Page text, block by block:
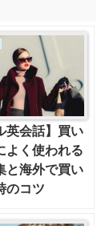
英会話】買い
よく使われる
と海外で買い
のコツ